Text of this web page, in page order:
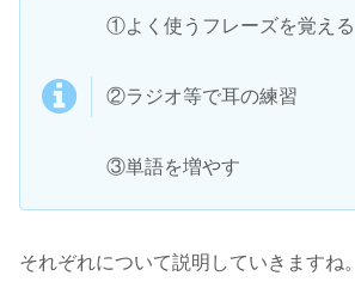
①よく使うフレーズを覚える
②ラジオ等で耳の練習
③単語を増やす
それぞれについて説明していきますね。